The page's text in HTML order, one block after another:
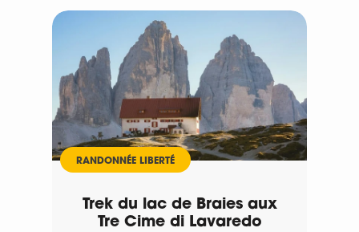
RANDONNÉE LIBERTÉ
Trek du lac de Braies aux
Tre Cime di Lavaredo